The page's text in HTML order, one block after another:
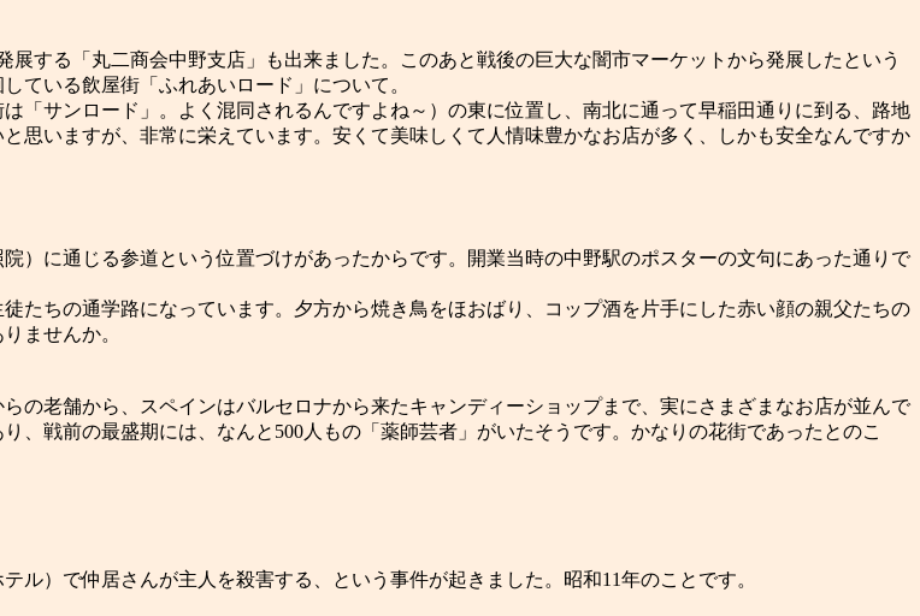
する「丸二商会中野支店」も出来ました。このあと戦後の巨大な闇市マーケットから発展したという
ている飲屋街「ふれあいロード」について。
「サンロード」。よく混同されるんですよね～）の東に位置し、南北に通って早稲田通りに到る、路地
思いますが、非常に栄えています。安くて美味しくて人情味豊かなお店が多く、しかも安全なんですか
）に通じる参道という位置づけがあったからです。開業当時の中野駅のポスターの文句にあった通りで
たちの通学路になっています。夕方から焼き鳥をほおばり、コップ酒を片手にした赤い顔の親父たちの
ませんか。
の老舗から、スペインはバルセロナから来たキャンディーショップまで、実にさまざまなお店が並んで
、戦前の最盛期には、なんと500人もの「薬師芸者」がいたそうです。かなりの花街であったとのこ
）で仲居さんが主人を殺害する、という事件が起きました。昭和11年のことです。